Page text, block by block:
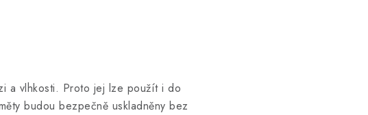
a vlhkosti. Proto jej lze použít i do
budou bezpečně uskladněny bez